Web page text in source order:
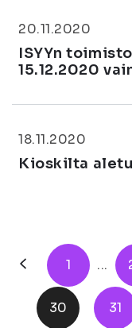
20.11.2020
ISYYn
15.12.2020
18.11.2020
Kioskilta
1 ...
30 31